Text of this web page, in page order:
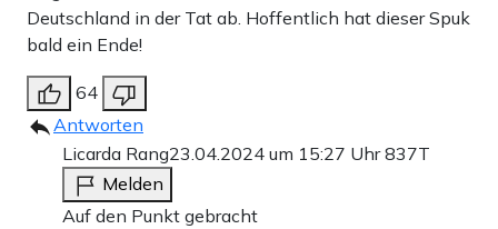
Deutschland in der Tat ab. Hoffentlich hat dieser Spuk
bald ein Ende!
64
Antworten
Licarda Rang23.04.2024 um 15:27 Uhr837T
Melden
Auf den Punkt gebracht